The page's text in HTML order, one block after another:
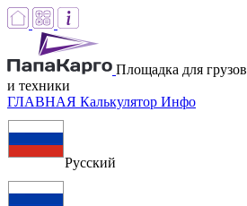
Площадка для грузов
и техники
ГЛАВНАЯ Калькулятор Инфо
Русский